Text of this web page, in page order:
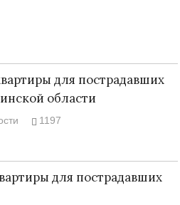
для пострадавших
области
1197
для пострадавших